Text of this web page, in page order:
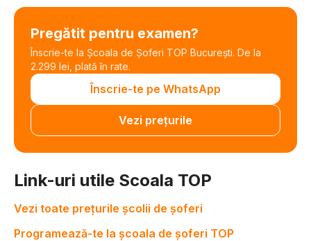
Pregătit pentru examen?
Înscrie-te la Școala de Șoferi TOP București. De la
2.299 lei, plată în rate.
Înscrie-te pe WhatsApp
Vezi prețurile
Link-uri utile Scoala TOP
Vezi toate prețurile școlii de șoferi
Programează-te la școala de șoferi TOP